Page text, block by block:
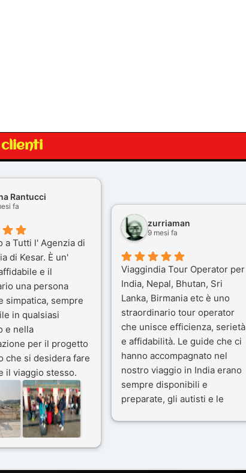
Rantucci
fa
a Tutti l' Agenzia di
di Kesar. È un'
e il
una persona
simpatica, sempre
in qualsiasi
e nella
per il progetto
che si desidera fare
il viaggio stesso.
3 settimane in
2025, 5
alla scoperta
e Varanasi è
zurriaman
9 mesi fa
Viaggindia Tour Operator per
India, Nepal, Bhutan, Sri
Lanka, Birmania etc è uno
straordinario tour operator
che unisce efficienza, serietà
e affidabilità. Le guide che ci
hanno accompagnato nel
nostro viaggio in India erano
sempre disponibili e
preparate, gli autisti e le
livello e di grande